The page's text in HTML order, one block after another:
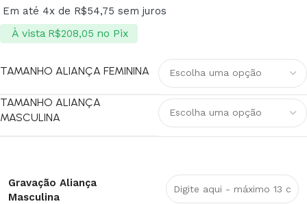
Em até 4x de R$54,75 sem juros
À vista R$208,05 no Pix
TAMANHO ALIANÇA FEMININA
TAMANHO ALIANÇA
MASCULINA
Gravação Aliança
Masculina